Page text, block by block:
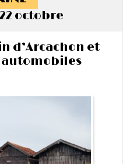
octobre
d’Arcachon et
automobiles